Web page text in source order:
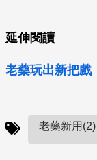
延伸閱讀
老藥玩出新把戲
老藥新用(2)